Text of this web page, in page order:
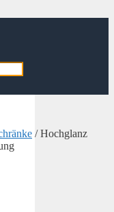
/ Hochglanz